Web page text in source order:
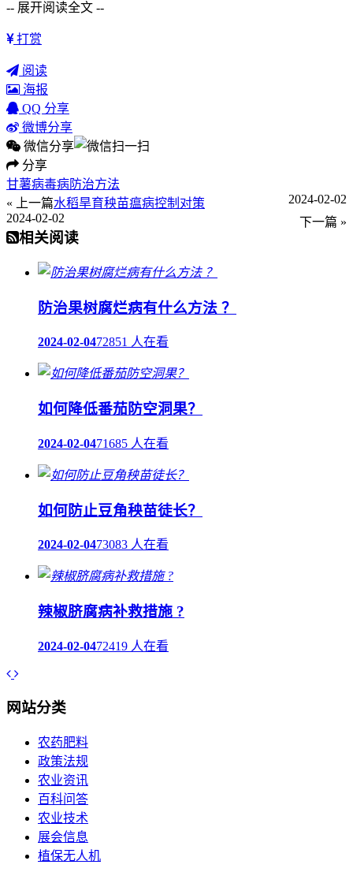
-- 展开阅读全文 --
打赏
阅读
海报
QQ 分享
微博分享
微信分享
分享
甘薯病毒病防治方法
« 上一篇
2024-02-02
水稻旱育秧苗瘟病控制对策
下一篇 »
2024-02-02
相关阅读
防治果树腐烂病有什么方法 ？
2024-02-0472851 人在看
如何降低番茄防空洞果？
2024-02-0471685 人在看
如何防止豆角秧苗徒长？
2024-02-0473083 人在看
辣椒脐腐病补救措施 ?
2024-02-0472419 人在看
网站分类
农药肥料
政策法规
农业资讯
百科问答
农业技术
展会信息
植保无人机